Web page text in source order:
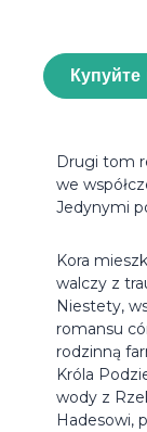
Drugi tom
we
Jedynymi
Kora
walczy z
Niestety,
romansu
rodzinną
Króla
wody z
Hadesowi,